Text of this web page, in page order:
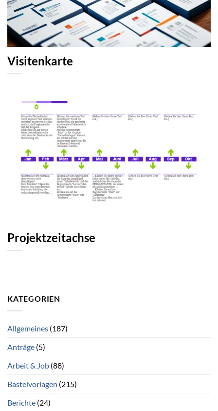
Visitenkarte
Projektzeitachse
KATEGORIEN
Allgemeines (187)
Anträge (5)
Arbeit & Job (88)
Bastelvorlagen (215)
Berichte (24)